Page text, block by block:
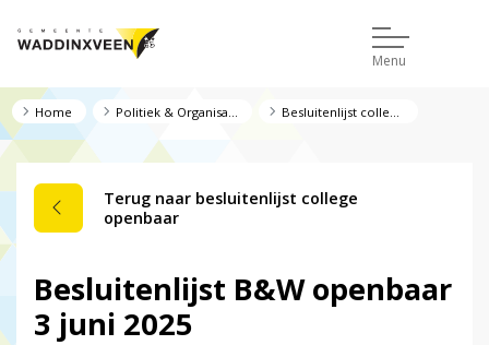
Menu
Home
Terug naar besluitenlijst college
openbaar
Besluitenlijst B&W openbaar
3 juni 2025